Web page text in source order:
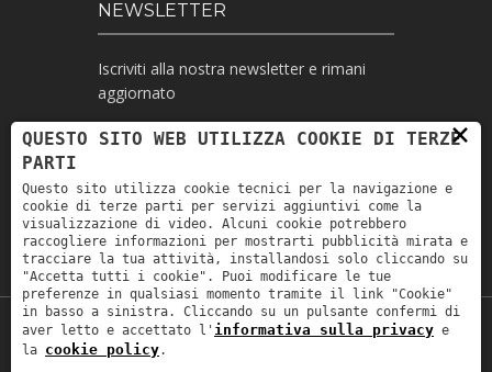
NEWSLETTER
Iscriviti alla nostra newsletter e rimani
aggiornato
Ho letto l'informativa e autorizzo il
trattamento dei miei dati personali per le
finalità ivi indicate *
Copyright © 2019Astrolabio. P.IVA:
×
QUESTO SITO WEB UTILIZZA COOKIE DI TERZE
PARTI
Questo sito utilizza cookie tecnici per la navigazione e
cookie di terze parti per servizi aggiuntivi come la
visualizzazione di video. Alcuni cookie potrebbero
raccogliere informazioni per mostrarti pubblicità mirata e
tracciare la tua attività, installandosi solo cliccando su
"Accetta tutti i cookie". Puoi modificare le tue
preferenze in qualsiasi momento tramite il link "Cookie"
in basso a sinistra. Cliccando su un pulsante confermi di
aver letto e accettato l' informativa sulla privacy e
la cookie policy.